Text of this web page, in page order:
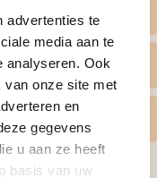
advertenties te
media aan te
analyseren. Ook
van onze site met
en
gegevens
u aan ze heeft
basis van uw